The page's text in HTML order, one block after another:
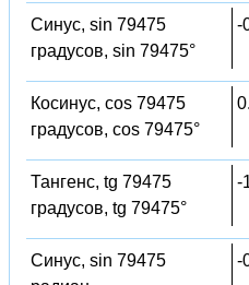
Синус, sin 79475
градусов, sin 79475°
-
Косинус, cos 79475
градусов, cos 79475°
Тангенс, tg 79475
градусов, tg 79475°
-
Синус, sin 79475
-